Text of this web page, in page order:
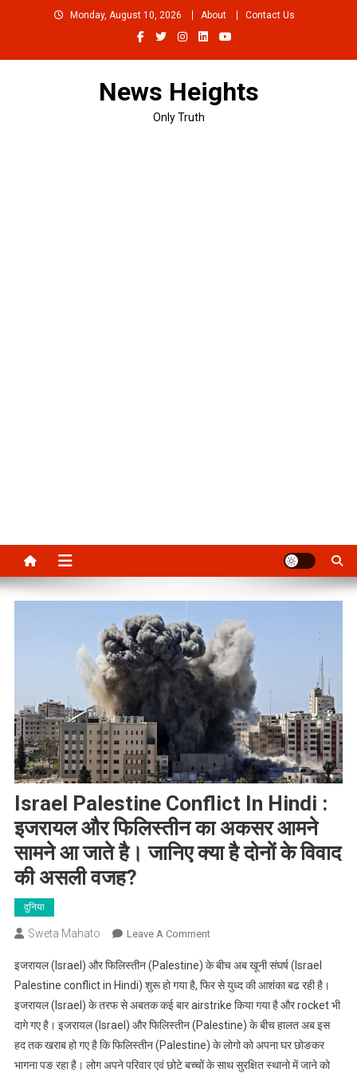
Monday, August 10, 2026 About Contact Us
News Heights
Only Truth
Israel Palestine Conflict In Hindi :
इजरायल और फिलिस्तीन का अकसर आमने
सामने आ जाते है। जानिए क्या है दोनों के विवाद
की असली वजह?
दुनिया
Sweta Mahato Leave A CommentOn
Palestine
Conflict
In
Hindi
:
इजरायल
इजरायल (Israel) और फिलिस्तीन (Palestine) के बीच अब खूनी संघर्ष (Israel
Palestine conflict in Hindi) शुरू हो गया है, फिर से युध्द की आशंका बढ रही है।
इजरायल (Israel) के तरफ से अबतक कई बार airstrike किया गया है और rocket भी
दागे गए है। इजरायल (Israel) और फिलिस्तीन (Palestine) के बीच हालत अब इस
हद तक खराब हो गए है कि फिलिस्तीन (Palestine) के लोगो को अपना घर छोङकर
भागना पङ रहा है। लोग अपने परिवार एवं छोटे बच्चों के साथ सुरक्षित स्थानो में जाने को